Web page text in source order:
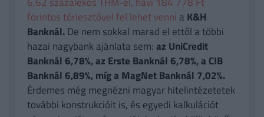
forintos törlesztővel fel lehet venni a K&H
Banknál.De nem sokkal marad el ettől a többi
hazai nagybank ajánlata sem:az UniCredit
Banknál 6,78%, az Erste Banknál 6,78%, a CIB
Banknál 6,89%, míg a MagNet Banknál 7,02%.
Érdemes még megnézni magyar hitelintézetetek
további konstrukcióit is, és egyedi kalkulációt